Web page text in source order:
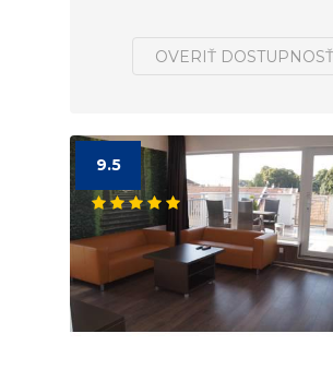
OVERIŤ DOSTUPNOSŤ
9.5